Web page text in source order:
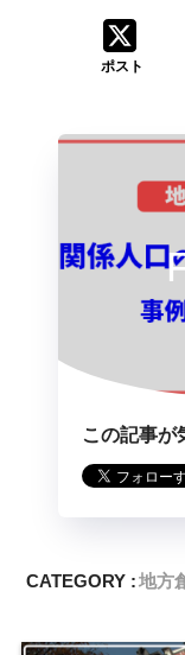
ポスト
この記事が
CATEGORY :地方